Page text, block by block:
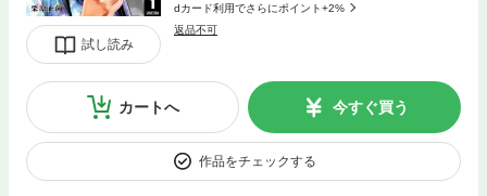
試し読み
dカード利用でさらにポイント+2%
返品不可
カートへ 今すぐ買う
作品をチェックする